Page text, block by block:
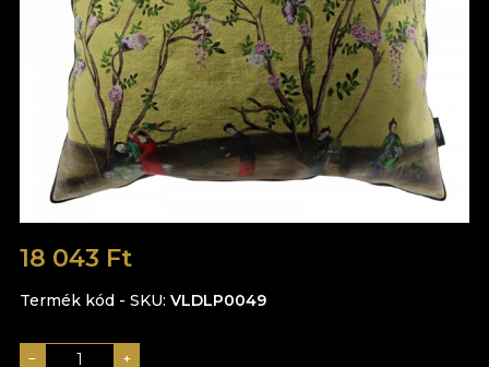
18 043 Ft
Termék kód - SKU VLDLP0049
− +